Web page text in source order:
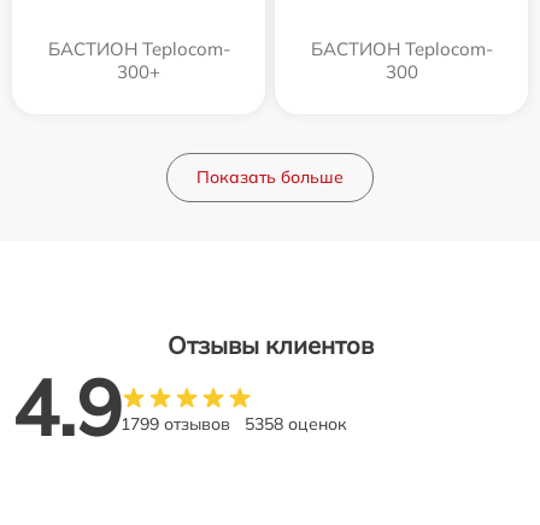
БАСТИОН Teplocom-
300+
БАСТИОН Teplocom-
300
Показать больше
Отзывы клиентов
4.91799 отзывов 5358 оценок